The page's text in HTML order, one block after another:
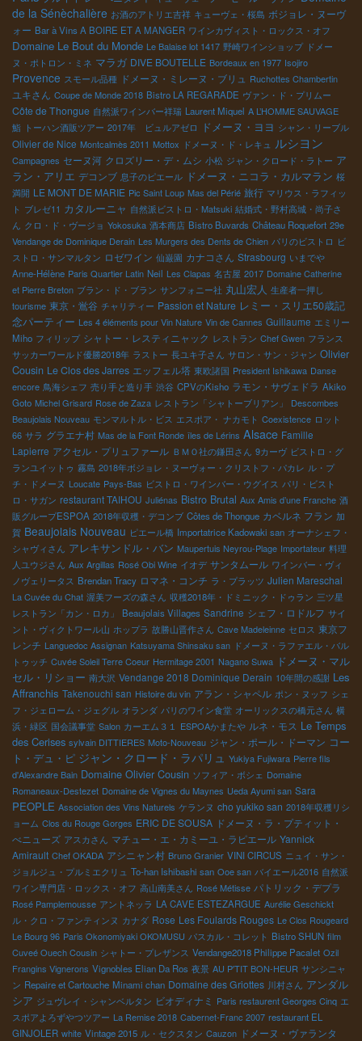
de la Sénèchalière お酒のアトリエ吉祥 キューヴェ・桜島 ボジョレ・ヌーヴ
ォー Bar à Vins A BOIRE ET A MANGER ワインカヴィスト・ロックス・オフ
Domaine Le Bout du Monde Le Balaise lot 1417 野崎ワインショップ ドメー
ヌ・ポトロン・ミネ マラガ DIVE BOUTELLE Bordeaux en 1977 Isojiro
Provence スモール品種 ドメーヌ・ミレーヌ・ブリュ Ruchottes Chambertin
ユキさん Coupe de Monde 2018 Bistro LA REGARADE ヴァン・ド・プリムー
Côte de Thongue 自然派ワインバー祥瑞 Laurent Miquel A L’HOMME SAUVAGE
鮨 トーハン酒販ツアー 2017年 ビュルアゼロ ドメーヌ・ヨヨ シャン・リーブル
Olivier de Nice Montcalmès 2011 Mottox ドメーヌ・ド・レキュ ルシヨン
Campagnes セーヌ河 クロズリー・デ・ムシ 小松 ジャン・クロード・ラトー ア
ラン・アリエ デコンブ 息子のピエール ドメーヌ・ニコラ・カルマラン 桜
満開 LE MONT DE MARIE Pic Saint Loup Mas del Périé 旅行 マリウス・ラフィッ
ト ブレゼ11 カタルーニャ 自然派ビストロ・Matsuki 結婚式・野村高城・尚子さ
ん クロ・ド・ヴージョ Yokosuka 酒本商店 Bistro Buvards Château Roquefort 29e
Vendange de Dominique Derain Les Murgers des Dents de Chien パリのビストロ ビ
ストロ・サンマルタン ロゼワイン 仙巌園 カナコさん Strasbourg いまでや
Anne-Hélène Paris Quartier Latin Neil Les Clapas 名古屋 2017 Domaine Catherine
et Pierre Breton ブラン・ド・ブラン サンフォニー社 丸山宏人 生産者一押し
tourisme 東京・鴬谷 チャリティー Passion et Nature レミー・スリエ50歳記
念パーティー Les 4 éléments pour Vin Nature Vin de Cannes Guillaume エミリー
Miho フィリップ シャトー・レスティニャック レストラン Chef Gwen フランス
サッカーワールド優勝2018年 ラストー 長ユキ子さん サロン・サン・ジャン Olivier
Cousin Le Clos des Jarres エッフェル塔 東欧諸国 President Ishikawa Danse
encore 鳥海シェフ 売り手と造り手 渋谷 CPVのKisho ラモン・サヴェドラ Akiko
Goto Michel Grisard Rose de Zaza レストラン「シャトーブリアン」
Descombes
Beaujolais Nouveau モンマルトル・ビス エスポア・ ナカモト Coexistence ロット
66 サラ グラエナ村 Mas de la Font Ronde îles de Lérins Alsace Famille
Lapierre アクセル・プリュファール ＢＭＯ社の鎌田さん 9カーヴ ビストロ・グ
ランユイットゥ 霧島 2018年ボジョレ・ヌーヴォー・クリストフ・パカレ ル・プ
チ・ドメーヌ Loucate Pays-Bas ビストロ・ワインバー・ウグイス パリ・ビスト
ロ・サガン restaurant TAIHOU Juliénas Bistro Brutal Aux Amis d’une Franche 酒
販グループESPOA 2018年収穫・デコンブ Côtes de Thongue カベルネ フラン 加
賀 Beaujolais Nouveau ピエール橋 Importatrice Kadowaki san オーナシェフ・
シャヴィさん アレキサンドル・バン Maupertuis Neyrou-Plage Importateur 料理
人ユウジさん Aux Argillas Rosé Obi Wine イオデ サンタムール ワインバー・ヴィ
ノヴェリータス Brendan Tracy ロマネ・コンチ ラ・プラッツ Julien Mareschal
La Cuvée du Chat 渥美フーズの森さん 収穫2018年・ドミニック・ドゥラン 三ツ星
レストラン「カン・ロカ」
Beaujolais Villages Sandrine シェフ・ロドルフ サイ
ント・ヴィクトワール山 ホップラ 故勝山晋作さん Cave Madeleinne セロス 東京フ
レンチ Languedoc Assignan Katsuyama Shinsaku san ドメーヌ・ラファエル・バル
トゥッチ Cuvée Soleil Terre Coeur Hermitage 2001 Nagano Suwa ドメーヌ・マル
セル・リショー 南大沢 Vendange 2018 Dominique Derain 10年間の感謝 Les
Affranchis Takenouchi san Histoire du vin アラン・シャペル ポン・ヌッフ シェ
フ・ジェローム・ジェグル オランダ パリのワイン食堂 オーリックスの橋元さん 横
浜・緑区 国会議事堂 Salon カーエム３１ ESPOAかまたや ルネ・モス Le Temps
des Cerises sylvain DITTIERES Moto-Nouveau ジャン・ポール・ドーマン コー
ト・デュ・ピ ジャン・クロード・ラパリュ Yukiya Fujiwara Pierre fils
d'Alexandre Bain Domaine Olivier Cousin ソフィア・ボシェ Domaine
Romaneaux-Destezet Domaine de Vignes du Maynes Ueda Ayumi san Sara
PEOPLE Association des Vins Naturels ケランヌ cho yukiko san 2018年収穫リシ
ョーム Clos du Rouge Gorges ERIC DE SOUSA ドメーヌ・ラ・プティット・
べニューズ アスカさん マチュー・エ・カミーユ・ラピエール Yannick
Amirault Chef OKADA アシニャン村 Bruno Granier VINI CIRCUS ニュイ・サン・
ジョルジュ・プルミエクリュ To-han Ishibashi san Ooe san バイエール2016 自然派
ワイン専門店・ロックス・オフ 高山南美さん Rosé Métisse パトリック・デプラ
Rosé Pamplemousse アントネッラ LA CAVE ESTEZARGUE Aurélie Geschickt
ル・クロ・ファンティンヌ カナダ Rose Les Foulards Rouges Le Clos Rougeard
Le Bourg 96 Paris Okonomiyaki OKOMUSU パスカル・コレット Bistro SHUN film
Cuveé Ouech Cousin シャトー・プレザンス Vendange2018 Philippe Pacalet Ozil
Frangins Vignerons Vignobles Elian Da Ros 夜景 AU P'TIT BON-HEUR サンシニャ
ン Repaire et Cartouche Minami chan Domaine des Griottes 川村さん アンダル
シア ジュヴレイ・シャンベルタン ビオディナミ Paris restaurent Georges Cinq エ
スポアよろずやつツアー La Remise 2018 Cabernet-Franc 2007 restaurant EL
GINJOLER white Vintage 2015 ル・セクスタン Cauzon ドメーヌ・ヴァランタ